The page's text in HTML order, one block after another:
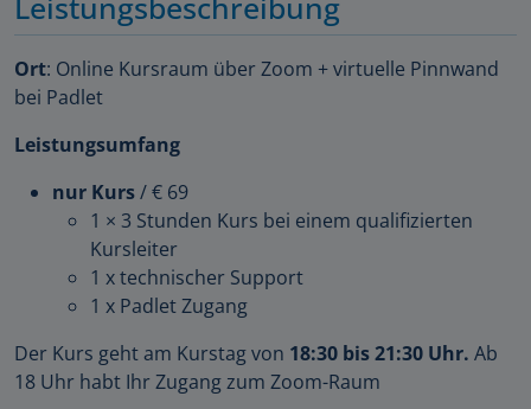
Ort: Online Kursraum über Zoom + virtuelle Pinnwand
bei Padlet
Leistungsumfang
nur Kurs/ € 69
1 × 3 Stunden Kurs bei einem qualifizierten
Kursleiter
1 x technischer Support
1 x Padlet Zugang
Der Kurs geht am Kurstag von 18:30 bis 21:30 Uhr. Ab
18 Uhr habt Ihr Zugang zum Zoom-Raum